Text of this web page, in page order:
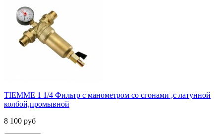
TIEMME 1 1/4 Фильтр с манометром со сгонами ,с латунной
колбой,промывной
8 100 руб